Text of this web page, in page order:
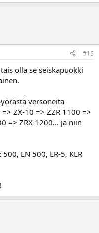
#15
olla se seiskapuokki
versoneita
ZX-10 => ZZR 1100 =>
=> ZRX 1200... ja niin
EN 500, ER-5, KLR